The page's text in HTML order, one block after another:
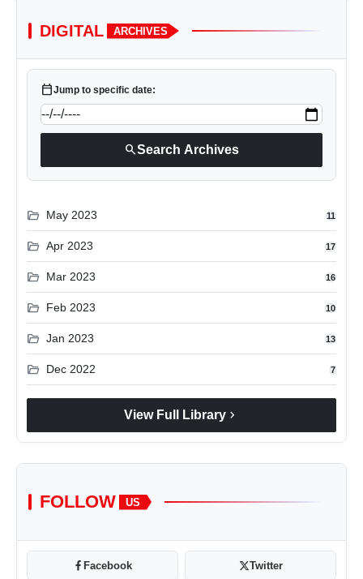
DIGITAL ARCHIVES
calendar_todayJump to specific date:
searchSearch Archives
folder_open May 2023 11
folder_open Apr 2023 17
folder_open Mar 2023 16
folder_open Feb 2023 10
folder_open Jan 2023 13
folder_open Dec 2022 7
View Full Library chevron_right
FOLLOW US
Facebook Twitter